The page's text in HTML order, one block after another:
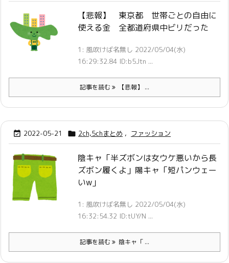
【悲報】 東京都 世帯ごとの自由に
使える金 全都道府県中ビリだった
1: 風吹けば名無し 2022/05/04(水)
16:29:32.84 ID:b5Jtn ...
記事を読む 【悲報】 ...
 2022-05-21  2ch,5chまとめ , ファッション
陰キャ「半ズボンは女ウケ悪いから長
ズボン履くよ」陽キャ「短パンウェー
いw」
1: 風吹けば名無し 2022/05/04(水)
16:32:54.32 ID:tUY/N ...
記事を読む 陰キャ「 ...